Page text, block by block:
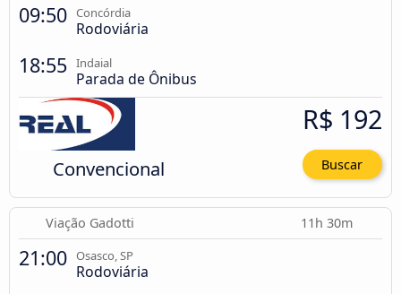
09:50 Concórdia
Rodoviária
18:55 Indaial
Parada de Ônibus
Convencional
R$ 192
Buscar
Viação Gadotti 11h 30m
21:00 Osasco, SP
Rodoviária